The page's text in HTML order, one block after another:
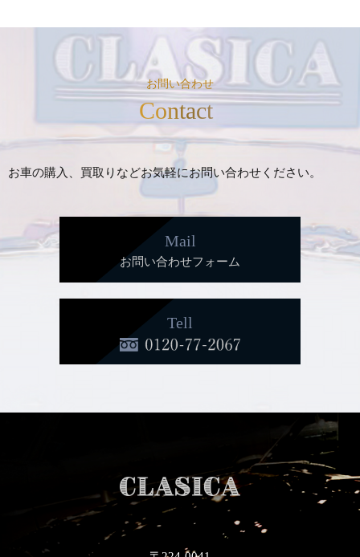
お問い合わせ
Contact
お車の購入、買取りなどお気軽にお問い合わせください。
Mail
お問い合わせフォーム
Tell